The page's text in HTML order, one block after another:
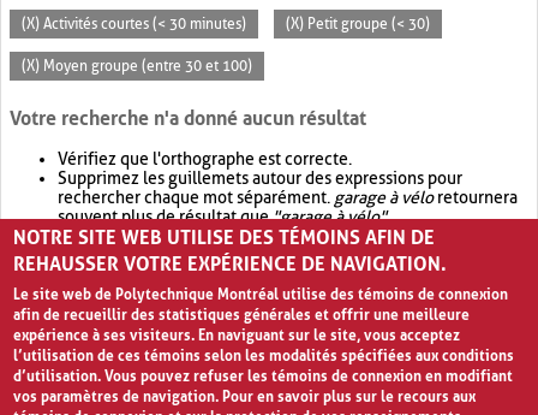
(X) Activités courtes (< 30 minutes) (X) Petit groupe (< 30)
(X) Moyen groupe (entre 30 et 100)
Votre recherche n'a donné aucun résultat
Vérifiez que l'orthographe est correcte.
Supprimez les guillemets autour des expressions pour
rechercher chaque mot séparément. garage à véloretournera
souvent plus de résultat que"garage à vélo".
Envisagez d'élargir votre recherche avec OR.garage OR vélo
retournera souvent plus de résultat quegarage à vélo
NOTRE SITE WEB UTILISE DES TÉMOINS AFIN DE
REHAUSSER VOTRE EXPÉRIENCE DE NAVIGATION.
Le site web de Polytechnique Montréal utilise des témoins de connexion
afin de recueillir des statistiques générales et offrir une meilleure
expérience à ses visiteurs. En naviguant sur le site, vous acceptez
l’utilisation de ces témoins selon les modalités spécifiées aux conditions
d’utilisation. Vous pouvez refuser les témoins de connexion en modifiant
vos paramètres de navigation. Pour en savoir plus sur le recours aux